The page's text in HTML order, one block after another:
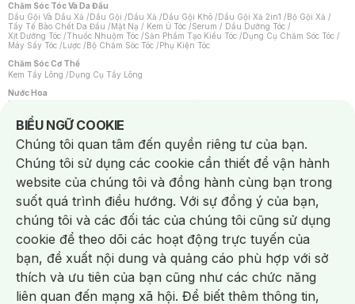
Chăm Sóc Tóc Và Da Đầu
Dầu Gội Và Dầu Xả /Dầu Gội /Dầu Xả /Dầu Gội Khô /Dầu Gội Xả 2in1 /Bộ Gội Xả /
Tẩy Tế Bào Chết Da Đầu /Mặt Nạ / Kem Ủ Tóc /Serum / Dầu Dưỡng Tóc /
Xịt Dưỡng Tóc /Thuốc Nhuộm Tóc /Sản Phẩm Tạo Kiểu Tóc /Dụng Cụ Chăm Sóc Tóc /
Máy Sấy Tóc /Lược /Bộ Chăm Sóc Tóc /Phụ Kiện Tóc
Chăm Sóc Cơ Thể
Kem Tẩy Lông /Dụng Cụ Tẩy Lông
Nước Hoa
Nước Hoa Nữ
Chăm Sóc Cá Nhân
Chống Muỗi /Khẩu Trang /Máy Massage/Mặt Nạ Xông Hơi /Nước Rửa Tay/
Sản Phẩm Chăm Sóc Khác /Bàn Chải Đánh Răng /Bàn Chải Điện/
Hỗ Trợ Trắng Răng/Kem Đánh Răng /Máy Tăm Nước/ Nước Súc Miệng/
Tăm / Chỉ Nha Khoa/ Xịt Thơm Miệng / Dung Dịch Vệ Sinh/Dưỡng Vùng Kín/
Khăn Ướt Vệ Sinh Vùng Kín/Băng Vệ Sinh/Tampon/Bọt Cạo Râu /Dao Cạo Râu/
Máy Cạo Râu
Vấn Đề Về Da
Da Dầu / Lỗ Chân Lông To/ Da Khô / Mất Nước/ Da Lão Hóa/ Da Mụn/
Da Nhạy Cảm / Kích Ứng
Da Xỉn Màu Thâm / Nám / Tàn Nhang
Quầng Thâm & Bọng Mắt /Sẹo /Viêm Da Cơ Địa
Dụng Cụ / Phụ Kiện Chăm Sóc Da
Bông Tẩy Trang
Khăn Lau Mặt Khô Dụng Cụ / Máy Rửa Mặt Máy Chăm Sóc Da
Dụng Cụ Chăm Sóc Khác
BIỂU NGỮ COOKIE
Notice about cookies usage
Chúng tôi quan tâm đến quyền riêng tư của bạn.
Chúng tôi sử dụng các cookie cần thiết để vận hành
website của chúng tôi và đồng hành cùng bạn trong
suốt quá trình điều hướng. Với sự đồng ý của bạn,
chúng tôi và các đối tác của chúng tôi cũng sử dụng
cookie để theo dõi các hoạt động trực tuyến của
bạn, đề xuất nội dung và quảng cáo phù hợp với sở
thích và ưu tiên của bạn cũng như các chức năng
liên quan đến mạng xã hội. Để biết thêm thông tin,